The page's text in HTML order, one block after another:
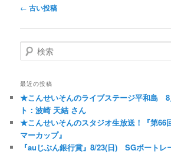
投稿ナビゲーション
← 古い投稿
検索
最近の投稿
★こんせいそんのライブステージ平和島
ト：波崎 天結 さん
★こんせいそんのスタジオ生放送！『第66
マーカップ』
『auじぶん銀行賞』8/23(日) SGボートレ